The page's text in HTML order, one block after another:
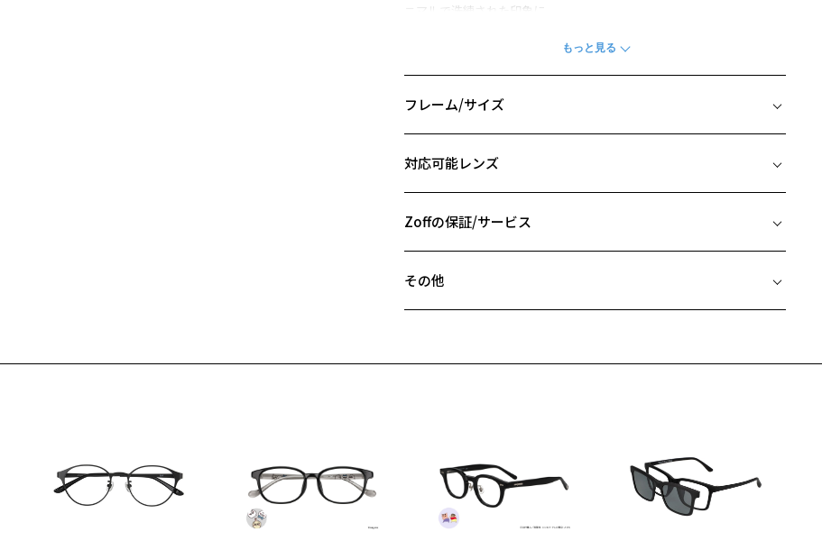
ニマルで洗練された印象に。
※柄や色味の出方に個体差があり、画像と異なる場合がございます。
ズ、汚れなどがあるB級品ではございません。
フレーム/サイズ
B ブリッジ(鼻部分)の横幅：18mm
お持ちのZoffメガネサイズを確認するには？
対応可能レンズ
フレームとレンズの合計料金を知りたい方へ
Zoffの保証/サービス
安心2 視力測定無料
視力の変化を早めに発見するために、定期的な視力測定をおす
すめいたします。
その他
＜メガネの度数情報がわからない方へ＞
オンラインストアでフレームのみ購入して、